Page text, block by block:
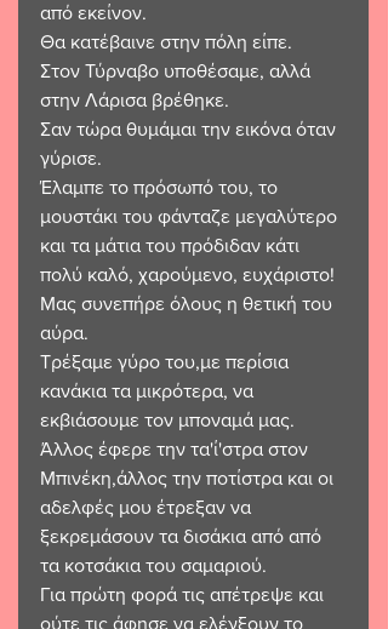
από εκείνον.
Θα κατέβαινε στην πόλη είπε.
Στον Τύρναβο υποθέσαμε, αλλά
στην Λάρισα βρέθηκε.
Σαν τώρα θυμάμαι την εικόνα όταν
γύρισε.
Έλαμπε το πρόσωπό του, το
μουστάκι του φάνταζε μεγαλύτερο
και τα μάτια του πρόδιδαν κάτι
πολύ καλό, χαρούμενο, ευχάριστο!
Μας συνεπήρε όλους η θετική του
αύρα.
Τρέξαμε γύρο του,με περίσια
κανάκια τα μικρότερα, να
εκβιάσουμε τον μποναμά μας.
Άλλος έφερε την τα'ί'στρα στον
Μπινέκη,άλλος την ποτίστρα και οι
αδελφές μου έτρεξαν να
ξεκρεμάσουν τα δισάκια από από
τα κοτσάκια του σαμαριού.
Για πρώτη φορά τις απέτρεψε και
ούτε τις άφησε να ελέγξουν το